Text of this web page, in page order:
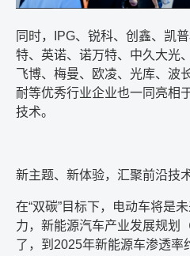
同时， IPG、锐科、创鑫、凯
特、英诺、诺万特、中久大光
飞博、梅曼、欧凌、光库、波
耐等优秀行业企业也一同亮相
技术。
新主题、新体验，汇聚前沿技
在“双碳”目标下，电动车将是
力，新能源汽车产业发展规划
了，到 2025年新能源车渗透率